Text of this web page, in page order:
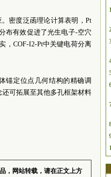
密度泛函理论计算表明，Pt
布有效促进了光生电子-空穴
，COF-I2-Pt中关键电荷分离
锚定位点几何结构的精确调
可拓展至其他多孔框架材料
，网站转载，请在正文上方